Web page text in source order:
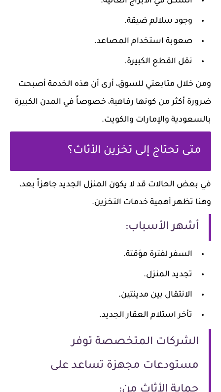
وجود سلالم ضيقة.
صعوبة استخدام المصاعد.
نقل القطع الكبيرة.
ومن خلال متابعتي للسوق، أرى أن هذه الخدمة أصبحت
ضرورة أكثر من كونها رفاهية، خصوصاً في المدن الكبيرة
بالسعودية والإمارات والكويت.
متى تحتاج إلى تخزين الأثاث؟
في بعض الحالات قد لا يكون المنزل الجديد جاهزاً بعد،
وهنا تظهر أهمية خدمات التخزين.
أشهر الأسباب:
السفر لفترة مؤقتة.
تجديد المنزل.
الانتقال بين مدينتين.
تأخر استلام العقار الجديد.
الشركات المتخصصة توفر
مستودعات مجهزة تساعد على